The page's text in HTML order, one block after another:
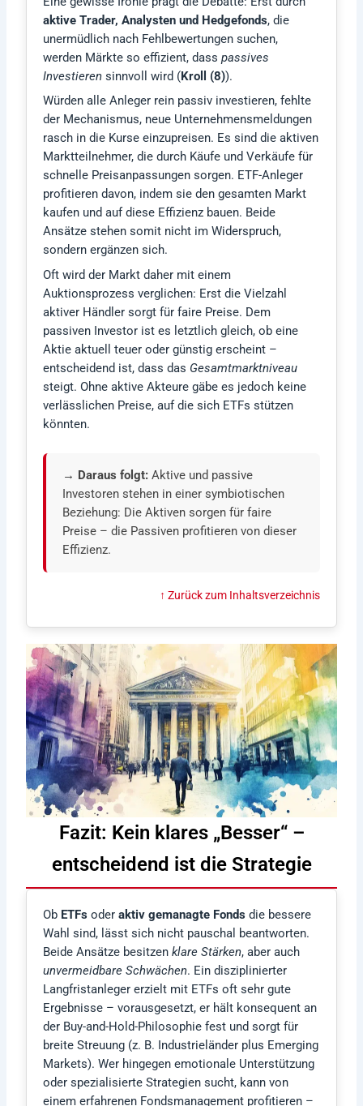
aktive Trader, Analysten und Hedgefonds, die
unermüdlich nach Fehlbewertungen suchen,
werden Märkte so effizient, dasspassives
Investieren sinnvoll wird (Kroll (8)).
Würden alle Anleger rein passiv investieren, fehlte
der Mechanismus, neue Unternehmensmeldungen
rasch in die Kurse einzupreisen. Es sind die aktiven
Marktteilnehmer, die durch Käufe und Verkäufe für
schnelle Preisanpassungen sorgen. ETF-Anleger
profitieren davon, indem sie den gesamten Markt
kaufen und auf diese Effizienz bauen. Beide
Ansätze stehen somit nicht im Widerspruch,
sondern ergänzen sich.
Oft wird der Markt daher mit einem
Auktionsprozess verglichen: Erst die Vielzahl
aktiver Händler sorgt für faire Preise. Dem
passiven Investor ist es letztlich gleich, ob eine
Aktie aktuell teuer oder günstig erscheint –
entscheidend ist, dass das Gesamtmarktniveau
steigt. Ohne aktive Akteure gäbe es jedoch keine
verlässlichen Preise, auf die sich ETFs stützen
könnten.
→ Daraus folgt: Aktive und passive
Investoren stehen in einer symbiotischen
Beziehung: Die Aktiven sorgen für faire
Preise – die Passiven profitieren von dieser
Effizienz.
↑ Zurück zum Inhaltsverzeichnis
Fazit: Kein klares „Besser“ –
entscheidend ist die Strategie
Ob ETFs oderaktiv gemanagte Fonds die bessere
Wahl sind, lässt sich nicht pauschal beantworten.
Beide Ansätze besitzenklare Stärken, aber auch
unvermeidbare Schwächen. Ein disziplinierter
Langfristanleger erzielt mit ETFs oft sehr gute
Ergebnisse – vorausgesetzt, er hält konsequent an
der Buy-and-Hold-Philosophie fest und sorgt für
breite Streuung (z. B. Industrieländer plus Emerging
Markets). Wer hingegen emotionale Unterstützung
oder spezialisierte Strategien sucht, kann von
einem erfahrenen Fondsmanagement profitieren –